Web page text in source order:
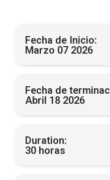
Fecha de Inicio:
Marzo 07 2026
Fecha de
Abril 18 2026
Duration:
30 horas